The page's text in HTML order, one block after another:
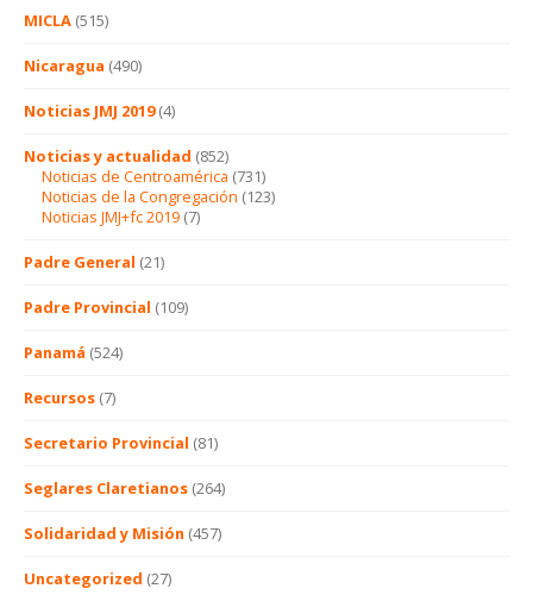
MICLA (515)
Nicaragua (490)
Noticias JMJ 2019(4)
Noticias y actualidad (852)
Noticias de Centroamérica (731)
Noticias de la Congregación (123)
Noticias JMJ+fc 2019 (7)
Padre General (21)
Padre Provincial (109)
Panamá (524)
Recursos (7)
Secretario Provincial (81)
Seglares Claretianos (264)
Solidaridad y Misión (457)
Uncategorized (27)